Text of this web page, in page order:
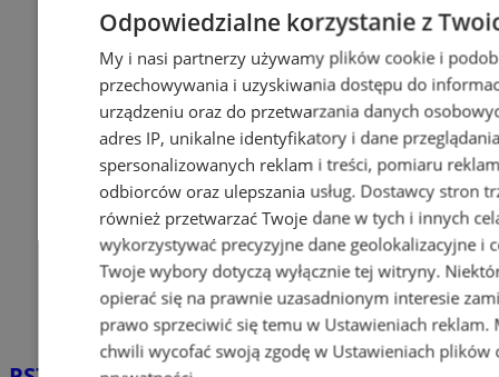
Odpowiedzialne korzystanie z
My i nasi partnerzy używamy plików cookie i
przechowywania i uzyskiwania dostępu do
urządzeniu oraz do przetwarzania danych
adres IP, unikalne identyfikatory i dane
spersonalizowanych reklam i treści, pomiaru
odbiorców oraz ulepszania usług. Dostawcy stron
również przetwarzać Twoje dane w tych i innych
wykorzystywać precyzyjne dane geolokalizacyjne i
Twoje wybory dotyczą wyłącznie tej witryny.
opierać się na prawnie uzasadnionym interesie
prawo sprzeciwić się temu w Ustawieniach reklam.
chwili wycofać swoją zgodę w Ustawieniach plików